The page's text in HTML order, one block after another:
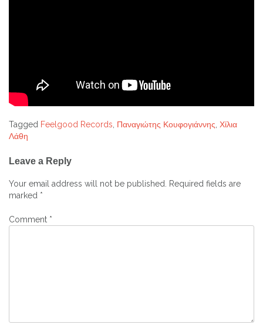
Tagged Feelgood Records, Παναγιώτης Κουφογιάννης, Χίλια
Λάθη
navigation
Leave a Reply
Your email address will not be published.
Required fields are
marked *
Comment *